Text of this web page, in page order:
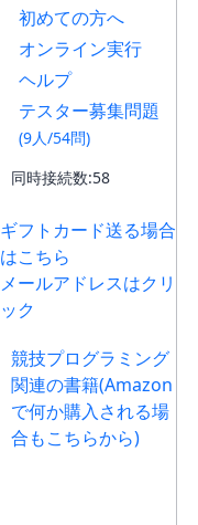
初めての方へ
オンライン実行
ヘルプ
テスター募集問題
(9人/54問)
同時接続数:58
ギフトカード送る場合
はこちら
メールアドレスはクリ
ック
競技プログラミング
関連の書籍(Amazon
で何か購入される場
合もこちらから)